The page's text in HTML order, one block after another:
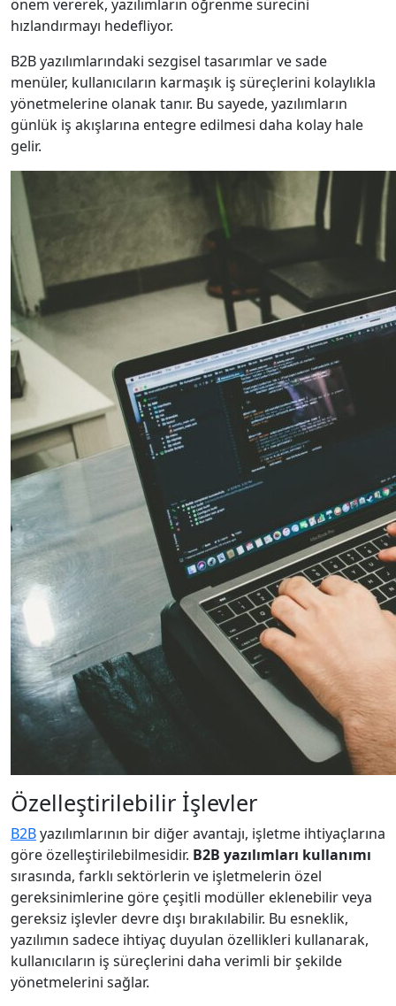
önem vererek, yazılımların öğrenme sürecini
hızlandırmayı hedefliyor.
B2B yazılımlarındaki sezgisel tasarımlar ve sade
menüler, kullanıcıların karmaşık iş süreçlerini kolaylıkla
yönetmelerine olanak tanır. Bu sayede, yazılımların
günlük iş akışlarına entegre edilmesi daha kolay hale
gelir.
Özelleştirilebilir İşlevler
B2Byazılımlarının bir diğer avantajı, işletme ihtiyaçlarına
göre özelleştirilebilmesidir. B2B yazılımları kullanımı
sırasında, farklı sektörlerin ve işletmelerin özel
gereksinimlerine göre çeşitli modüller eklenebilir veya
gereksiz işlevler devre dışı bırakılabilir. Bu esneklik,
yazılımın sadece ihtiyaç duyulan özellikleri kullanarak,
kullanıcıların iş süreçlerini daha verimli bir şekilde
yönetmelerini sağlar.